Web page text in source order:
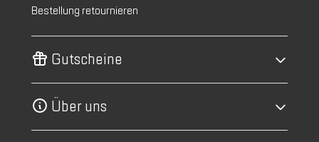
Bestellung retournieren
Gutscheine
Über uns